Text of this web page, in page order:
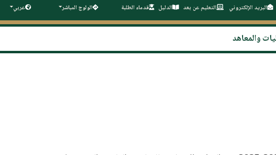
البريد الإلكتروني التعليم عن بعد الدليل قدماء الطلبة الولوج المباشر عربي
والمعاهد